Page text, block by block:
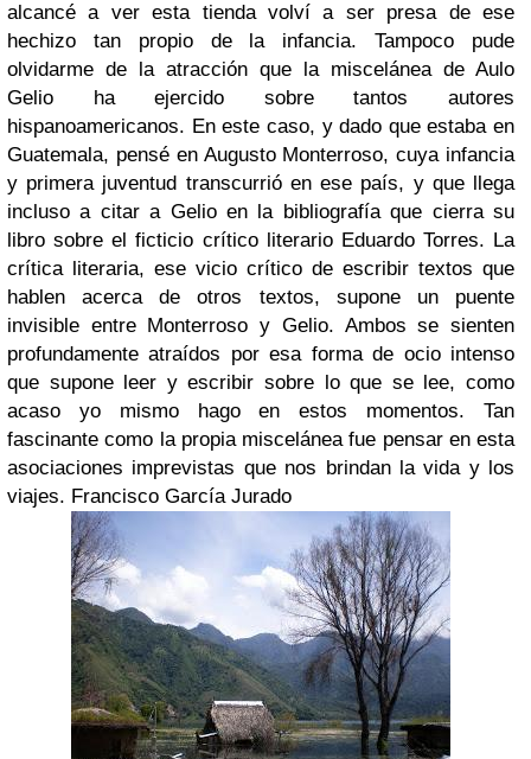
alcancé a ver esta tienda volví a ser presa de ese
hechizo tan propio de la infancia. Tampoco pude
olvidarme de la atracción que la miscelánea de Aulo
Gelio ha ejercido sobre tantos autores
hispanoamericanos. En este caso, y dado que estaba en
Guatemala, pensé en Augusto Monterroso, cuya infancia
y primera juventud transcurrió en ese país, y que llega
incluso a citar a Gelio en la bibliografía que cierra su
libro sobre el ficticio crítico literario Eduardo Torres. La
crítica literaria, ese vicio crítico de escribir textos que
hablen acerca de otros textos, supone un puente
invisible entre Monterroso y Gelio. Ambos se sienten
profundamente atraídos por esa forma de ocio intenso
que supone leer y escribir sobre lo que se lee, como
acaso yo mismo hago en estos momentos. Tan
fascinante como la propia miscelánea fue pensar en esta
asociaciones imprevistas que nos brindan la vida y los
viajes. Francisco García Jurado